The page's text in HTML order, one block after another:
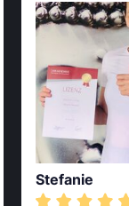
Stefanie